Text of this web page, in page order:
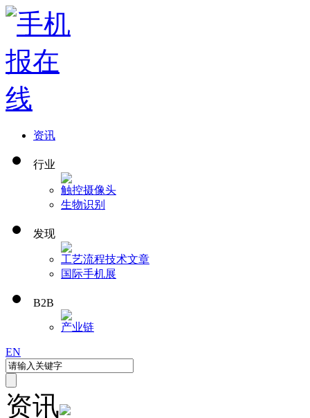
资讯
行业
触控摄像头
生物识别
发现
工艺流程技术文章
国际手机展
B2B
产业链
EN
资讯